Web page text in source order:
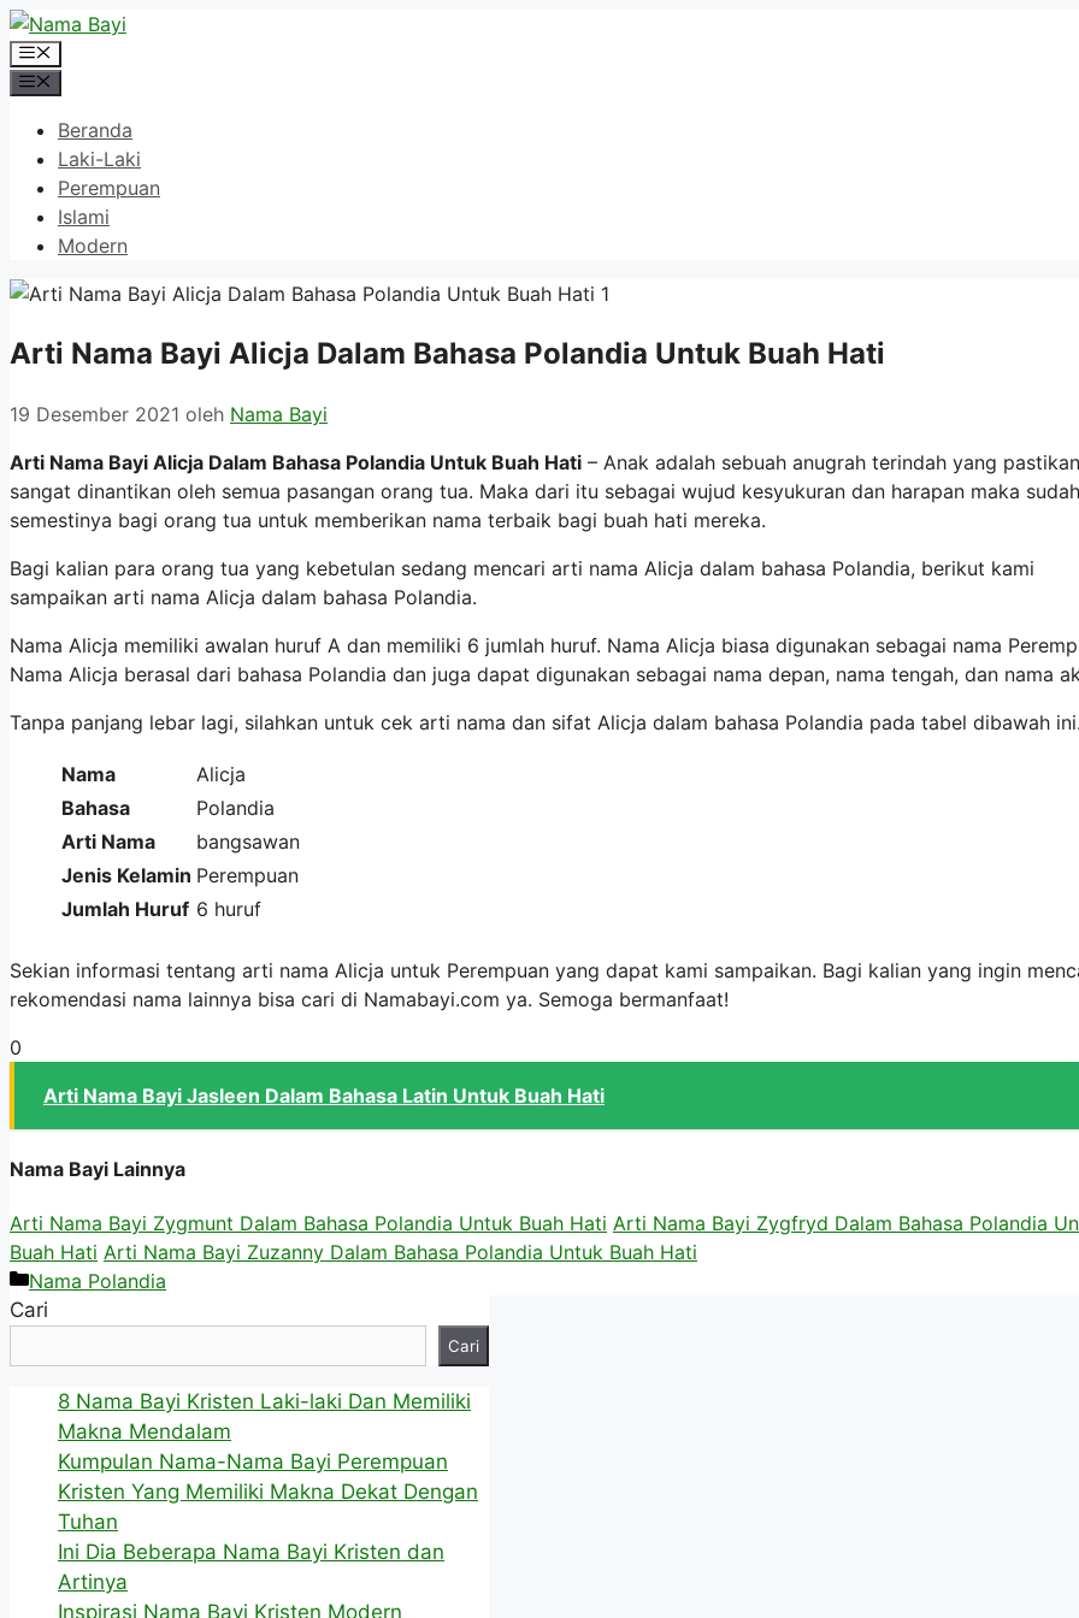
Langsung
ke
isi
Menu
Beranda
Laki-Laki
Perempuan
Islami
Modern
Arti Nama Bayi Alicja Dalam Bahasa Polandia Untuk Buah Hati
19 Desember 2021 oleh Nama Bayi
Arti Nama Bayi Alicja Dalam Bahasa Polandia Untuk Buah Hati – Anak adalah sebuah anugrah terindah yang pastikan
sangat dinantikan oleh semua pasangan orang tua. Maka dari itu sebagai wujud kesyukuran dan harapan maka sudah
semestinya bagi orang tua untuk memberikan nama terbaik bagi buah hati mereka.
Bagi kalian para orang tua yang kebetulan sedang mencari arti nama Alicja dalam bahasa Polandia, berikut kami
sampaikan arti nama Alicja dalam bahasa Polandia.
Nama Alicja memiliki awalan huruf A dan memiliki 6 jumlah huruf. Nama Alicja biasa digunakan sebagai nama
Nama Alicja berasal dari bahasa Polandia dan juga dapat digunakan sebagai nama depan, nama tengah, dan nama
Tanpa panjang lebar lagi, silahkan untuk cek arti nama dan sifat Alicja dalam bahasa Polandia pada tabel dibawah
Nama
Alicja
Bahasa
Polandia
Arti Nama
bangsawan
Jenis Kelamin Perempuan
Jumlah Huruf 6 huruf
Sekian informasi tentang arti nama Alicja untuk Perempuan yang dapat kami sampaikan. Bagi kalian yang ingin
rekomendasi nama lainnya bisa cari di Namabayi.com ya. Semoga bermanfaat!
0
Arti Nama Bayi Jasleen Dalam Bahasa Latin Untuk Buah Hati
Nama Bayi Lainnya
Arti Nama Bayi Zygmunt Dalam Bahasa Polandia Untuk Buah Hati Arti Nama Bayi Zygfryd Dalam Bahasa Polandia
Buah Hati Arti Nama Bayi Zuzanny Dalam Bahasa Polandia Untuk Buah Hati
Kategori
Nama Polandia
Cari
Cari
8 Nama Bayi Kristen Laki-laki Dan Memiliki
Makna Mendalam
Kumpulan Nama-Nama Bayi Perempuan
Kristen Yang Memiliki Makna Dekat Dengan
Tuhan
Ini Dia Beberapa Nama Bayi Kristen dan
Artinya
Inspirasi Nama Bayi Kristen Modern